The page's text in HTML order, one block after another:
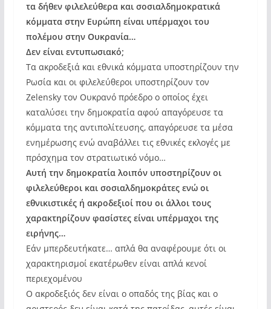
τα δήθεν φιλελεύθερα και σοσιαλδημοκρατικά
κόμματα στην Ευρώπη είναι υπέρμαχοι του
πολέμου στην Ουκρανία…
Δεν είναι εντυπωσιακό;
Τα ακροδεξιά και εθνικά κόμματα υποστηρίζουν την
Ρωσία και οι φιλελεύθεροι υποστηρίζουν τον
Zelensky τον Ουκρανό πρόεδρο ο οποίος έχει
καταλύσει την δημοκρατία αφού απαγόρευσε τα
κόμματα της αντιπολίτευσης, απαγόρευσε τα μέσα
ενημέρωσης ενώ αναβάλλει τις εθνικές εκλογές με
πρόσχημα τον στρατιωτικό νόμο…
Αυτή την δημοκρατία λοιπόν υποστηρίζουν οι
φιλελεύθεροι και σοσιαλδημοκράτες ενώ οι
εθνικιστικές ή ακροδεξιοί που οι άλλοι τους
χαρακτηρίζουν φασίστες είναι υπέρμαχοι της
ειρήνης…
Εάν μπερδευτήκατε… απλά θα αναφέρουμε ότι οι
χαρακτηρισμοί εκατέρωθεν είναι απλά κενοί
περιεχομένου
Ο ακροδεξιός δεν είναι ο οπαδός της βίας και ο